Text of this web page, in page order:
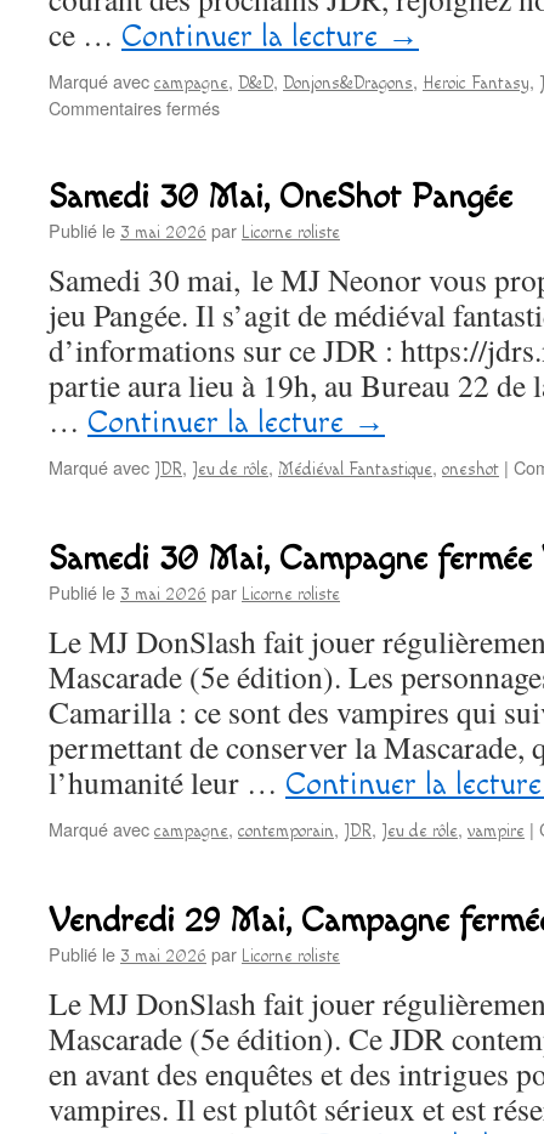
ce … Continuer la lecture →
Marqué avec campagne, D&D, Donjons&Dragons, Heroic Fantasy,
Commentaires ferméssur
Juin,
Oneshot
Dragons
Samedi 30 Mai, OneShot Pangée
Publié le 3 mai 2026 par Licorne roliste
Samedi 30 mai, le MJ Neonor vous
jeu Pangée. Il s’agit de médiéval
d’informations sur ce JDR : https://
partie aura lieu à 19h, au Bureau 22 de
… Continuer la lecture →
Marqué avec JDR, Jeu de rôle, Médiéval Fantastique, oneshot |
Samedi 30 Mai, Campagne
Publié le 3 mai 2026 par Licorne roliste
Le MJ DonSlash fait jouer
Mascarade (5e édition). Les
Camarilla : ce sont des vampires qui
permettant de conserver la Mascarade,
l’humanité leur … Continuer la
Marqué avec campagne, contemporain, JDR, Jeu de rôle, vampire |
Vendredi 29 Mai, Campagne
Publié le 3 mai 2026 par Licorne roliste
Le MJ DonSlash fait jouer
Mascarade (5e édition). Ce JDR
en avant des enquêtes et des intrigues
vampires. Il est plutôt sérieux et est